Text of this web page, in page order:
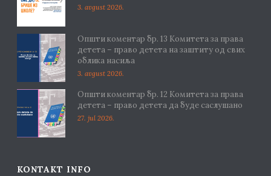
3. avgust 2026.
Општи коментар бр. 13 Комитета за права
детета – право детета на заштиту од свих
облика насиља
3. avgust 2026.
Општи коментар бр. 12 Комитета за права
детета – право детета да буде саслушано
27. jul 2026.
KONTAKT INFO